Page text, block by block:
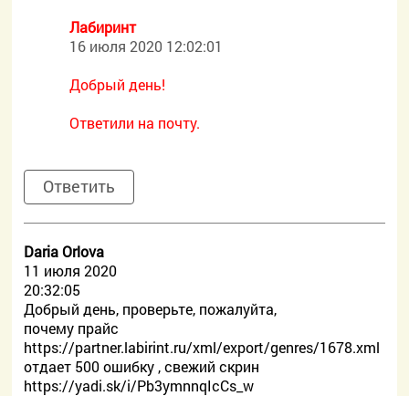
Лабиринт
16 июля 2020 12:02:01
Добрый день!
Ответили на почту.
Ответить
Daria Orlova
11 июля 2020
20:32:05
Добрый день, проверьте, пожалуйта,
почему прайс
https://partner.labirint.ru/xml/export/genres/1678.xml
отдает 500 ошибку , свежий скрин
https://yadi.sk/i/Pb3ymnnqIcCs_w